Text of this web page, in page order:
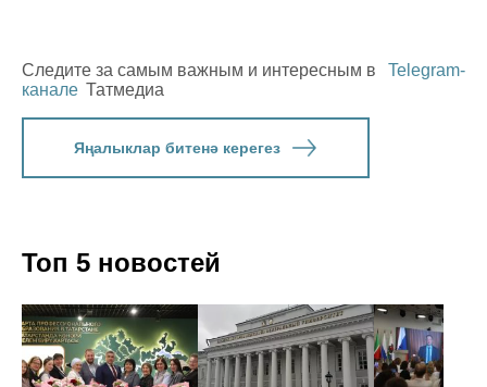
Следите за самым важным и интересным в
Telegram-
канале Татмедиа
Яңалыклар битенә керегез
Топ 5 новостей